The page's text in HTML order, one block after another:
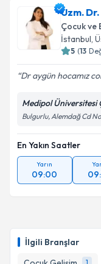
İlgili Branşlar
Uzm.
Çocuk ve
İstanbul,
5 (13
Dr aygün hocamız
Medipol Üniversitesi
Bulgurlu, Alemdağ Cd
En Yakın Saatler
Yarın
09:00